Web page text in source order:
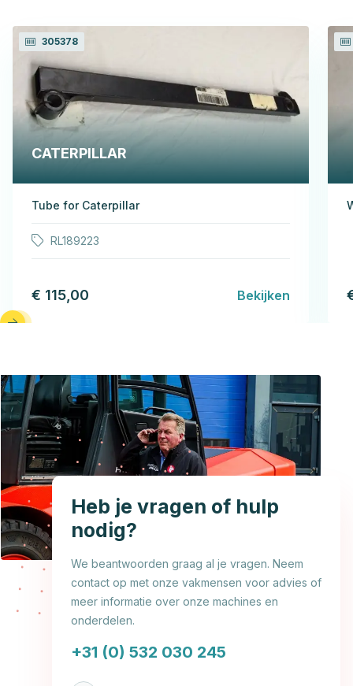
305378
CATERPILLAR
Tube for Caterpillar
RL189223
€ 115,00 Bekijken
Heb je vragen of hulp
nodig?
We beantwoorden graag al je vragen. Neem
contact op met onze vakmensen voor advies of
meer informatie over onze machines en
onderdelen.
+31 (0) 532 030 245